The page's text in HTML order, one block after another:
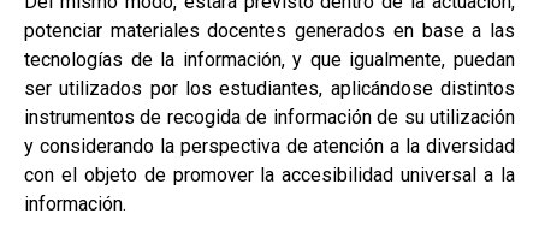
potenciar materiales docentes generados en base a las
tecnologías de la información, y que igualmente, puedan
ser utilizados por los estudiantes, aplicándose distintos
instrumentos de recogida de información de su utilización
y considerando la perspectiva de atención a la diversidad
con el objeto de promover la accesibilidad universal a la
información.